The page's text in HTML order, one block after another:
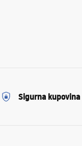
Sigurna kupovina